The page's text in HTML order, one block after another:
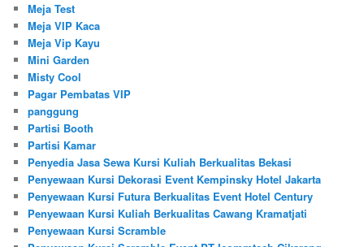
Meja Test
Meja VIP Kaca
Meja Vip Kayu
Mini Garden
Misty Cool
Pagar Pembatas VIP
panggung
Partisi Booth
Partisi Kamar
Penyedia Jasa Sewa Kursi Kuliah Berkualitas Bekasi
Penyewaan Kursi Dekorasi Event Kempinsky Hotel Jakarta
Penyewaan Kursi Futura Berkualitas Event Hotel Century
Penyewaan Kursi Kuliah Berkualitas Cawang Kramatjati
Penyewaan Kursi Scramble